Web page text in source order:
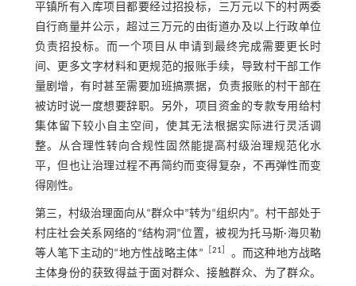
平镇所有入库项目都要经过招投标，三万元以下的村两委
自行商量并公示，超过三万元的由街道办及以上行政单位
负责招投标。而一个项目从申请到最终完成需要更长时
间、更多文字材料和更规范的报账手续，导致村干部工作
量剧增，有时甚至需要加班搞票据，负责报账的村干部在
被访时说一度想要辞职。另外，项目资金的专款专用给村
集体留下较小自主空间，使其无法根据实际进行灵活调
整。从合理性转向合规性固然能提高村级治理规范化水
平，但也让治理过程不再简约而变得复杂，不再弹性而变
得刚性。
第三，村级治理面向从“群众中”转为“组织内”。村干部处于
村庄社会关系网络的“结构洞”位置，被视为托马斯·海贝勒
等人笔下主动的“地方性战略主体” ［21
。而这种地方战略
主体身份的获致得益于面对群众、接触群众、为了群众。